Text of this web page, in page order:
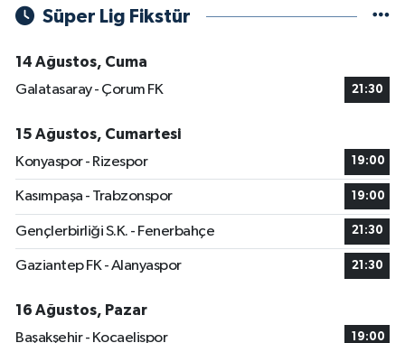
Süper Lig Fikstür
14 Ağustos, Cuma
Galatasaray - Çorum FK
21:30
15 Ağustos, Cumartesi
Konyaspor - Rizespor
19:00
Kasımpaşa - Trabzonspor 19:00
Gençlerbirliği S.K. - Fenerbahçe 21:30
Gaziantep FK - Alanyaspor 21:30
16 Ağustos, Pazar
Başakşehir - Kocaelispor
19:00